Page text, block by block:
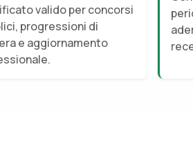
valido per concorsi
progressioni di
e aggiornamento